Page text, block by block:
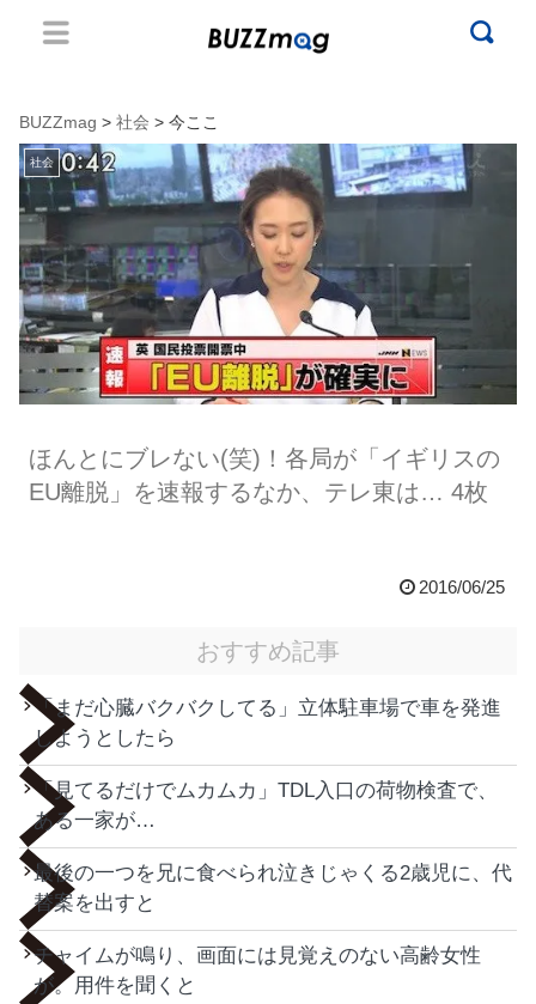
BUZZmag > 社会 > 今ここ
社会
ほんとにブレない(笑)！各局が「イギリスの
EU離脱」を速報するなか、テレ東は… 4枚
2016/06/25
おすすめ記事
「まだ心臓バクバクしてる」立体駐車場で車を発進
しようとしたら
「見てるだけでムカムカ」TDL入口の荷物検査で、
ある一家が…
最後の一つを兄に食べられ泣きじゃくる2歳児に、代
替案を出すと
チャイムが鳴り、画面には見覚えのない高齢女性
が。用件を聞くと